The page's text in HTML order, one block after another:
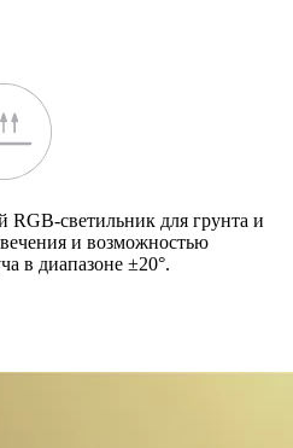
светильник для грунта и
и возможностью
в диапазоне ±20°.